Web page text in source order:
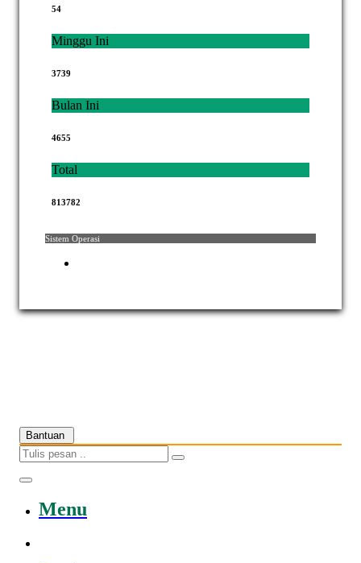
54
Minggu Ini
3739
Bulan Ini
4655
Total
813782
Sistem Operasi
Bantuan
Menu